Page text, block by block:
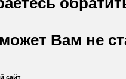
Вам не
сайт